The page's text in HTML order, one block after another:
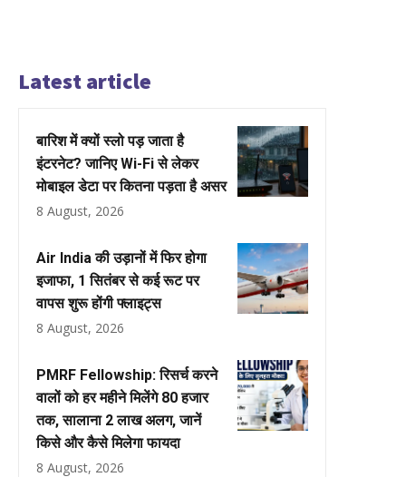
Latest article
बारिश में क्यों स्लो पड़ जाता है
इंटरनेट? जानिए Wi-Fi से लेकर
मोबाइल डेटा पर कितना पड़ता है असर
8 August, 2026
Air India की उड़ानों में फिर होगा
इजाफा, 1 सितंबर से कई रूट पर
वापस शुरू होंगी फ्लाइट्स
8 August, 2026
PMRF Fellowship: रिसर्च करने
वालों को हर महीने मिलेंगे ₹80 हजार
तक, सालाना ₹2 लाख अलग, जानें
किसे और कैसे मिलेगा फायदा
8 August, 2026